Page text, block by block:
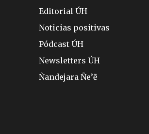
Editorial ÚH
Noticias positivas
Pódcast ÚH
Newsletters ÚH
Ñandejara Ñe’ẽ